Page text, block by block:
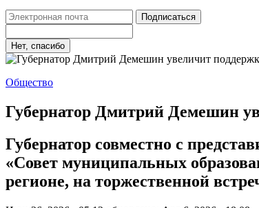
Подписаться
Нет, спасибо
Общество
Губернатор Дмитрий Демешин
Губернатор совместно с
«Совет муниципальных
регионе, на торжественной